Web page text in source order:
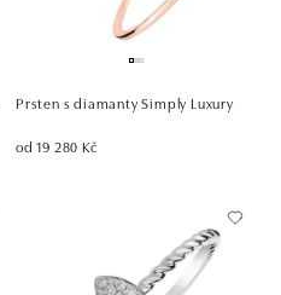
Prsten s diamanty Simply Luxury
od 19 280 Kč